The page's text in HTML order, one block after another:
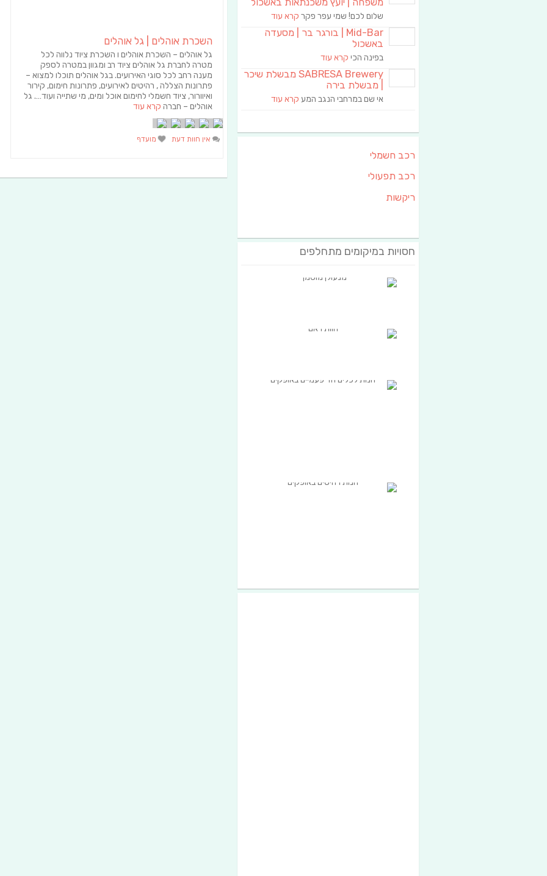
השכרת אוהלים | גל אוהלים
גל אוהלים – השכרת אוהלים ו השכרת ציוד נלווה לכל
מטרה לחברת גל אוהלים ציוד רב ומגוון במטרה לספק
מענה רחב לכל סוגי האירועים. בגל אוהלים תוכלו למצוא –
פתרונות הצללה , רהיטים לאירועים, פתרונות חימום, קירור
ואיוורור, ציוד חשמלי לחימום אוכל ומים, מי שתייה ועוד…. גל
אוהלים – חברה קרא עוד
אין חוות דעת מועדף
שלום לכם! שמי עפר פקר קרא עוד
Mid-Bar | בורגר בר | מסעדה
באשכול
בפינה הכי קרא עוד
SABRESA Brewery מבשלת שיכר
| מבשלת בירה
אי שם במרחבי הנגב המע קרא עוד
רכב חשמלי
רכב תפעולי
ריקשות
חסויות במיקומים מתחלפים